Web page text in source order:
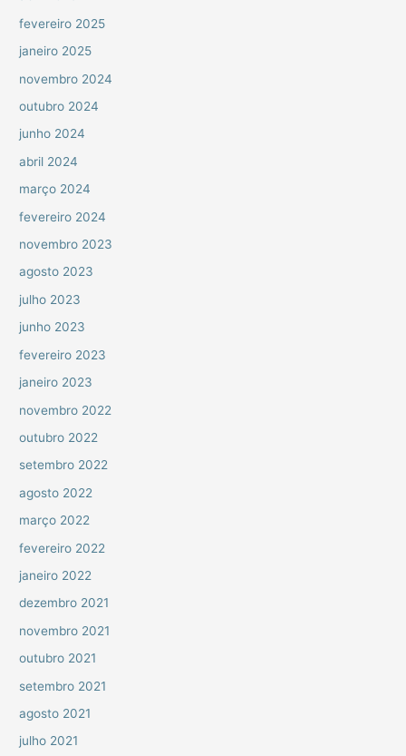
fevereiro 2025
janeiro 2025
novembro 2024
outubro 2024
junho 2024
abril 2024
março 2024
fevereiro 2024
novembro 2023
agosto 2023
julho 2023
junho 2023
fevereiro 2023
janeiro 2023
novembro 2022
outubro 2022
setembro 2022
agosto 2022
março 2022
fevereiro 2022
janeiro 2022
dezembro 2021
novembro 2021
outubro 2021
setembro 2021
agosto 2021
julho 2021